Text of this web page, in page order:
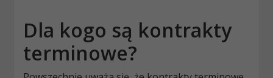
Dla kogo są kontrakty
terminowe?